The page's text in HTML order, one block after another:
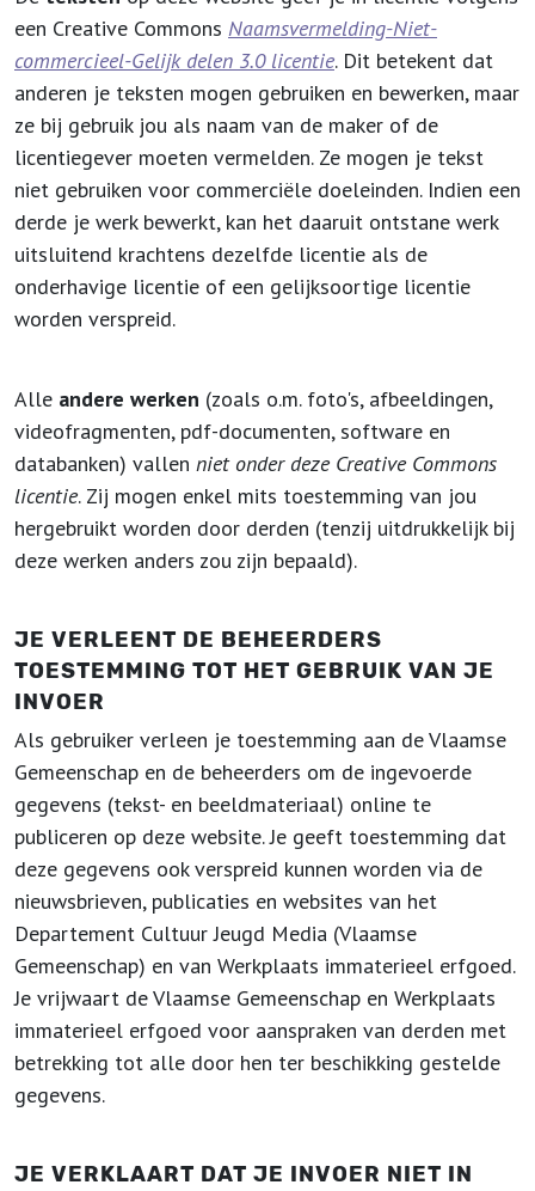
een Creative Commons Naamsvermelding-Niet-
commercieel-Gelijk delen 3.0 licentie. Dit betekent dat
anderen je teksten mogen gebruiken en bewerken, maar
ze bij gebruik jou als naam van de maker of de
licentiegever moeten vermelden. Ze mogen je tekst
niet gebruiken voor commerciële doeleinden. Indien een
derde je werk bewerkt, kan het daaruit ontstane werk
uitsluitend krachtens dezelfde licentie als de
onderhavige licentie of een gelijksoortige licentie
worden verspreid.
Alle andere werken (zoals o.m. foto's, afbeeldingen,
videofragmenten, pdf-documenten, software en
databanken) vallen niet onder deze Creative Commons
licentie. Zij mogen enkel mits toestemming van jou
hergebruikt worden door derden (tenzij uitdrukkelijk bij
deze werken anders zou zijn bepaald).
JE VERLEENT DE BEHEERDERS
TOESTEMMING TOT HET GEBRUIK VAN JE
INVOER
Als gebruiker verleen je toestemming aan de Vlaamse
Gemeenschap en de beheerders om de ingevoerde
gegevens (tekst- en beeldmateriaal) online te
publiceren op deze website. Je geeft toestemming dat
deze gegevens ook verspreid kunnen worden via de
nieuwsbrieven, publicaties en websites van het
Departement Cultuur Jeugd Media (Vlaamse
Gemeenschap) en van Werkplaats immaterieel erfgoed.
Je vrijwaart de Vlaamse Gemeenschap en Werkplaats
immaterieel erfgoed voor aanspraken van derden met
betrekking tot alle door hen ter beschikking gestelde
gegevens.
JE VERKLAART DAT JE INVOER NIET IN